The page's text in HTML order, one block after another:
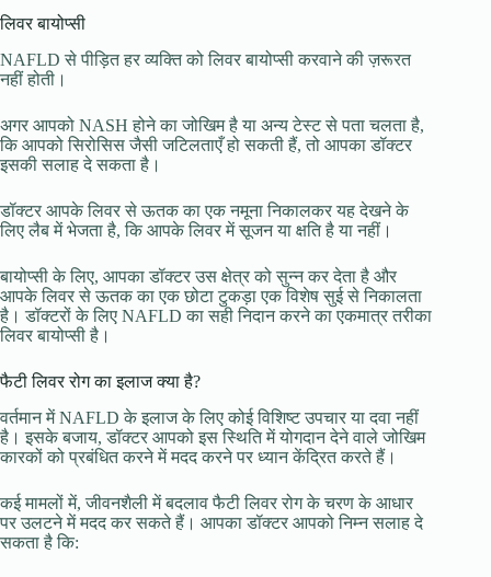
लिवर बायोप्सी
NAFLD से पीड़ित हर व्यक्ति को लिवर बायोप्सी करवाने की ज़रूरत
नहीं होती।
अगर आपको NASH होने का जोखिम है या अन्य टेस्ट से पता चलता है,
कि आपको सिरोसिस जैसी जटिलताएँ हो सकती हैं, तो आपका डॉक्टर
इसकी सलाह दे सकता है।
डॉक्टर आपके लिवर से ऊतक का एक नमूना निकालकर यह देखने के
लिए लैब में भेजता है, कि आपके लिवर में सूजन या क्षति है या नहीं।
बायोप्सी के लिए, आपका डॉक्टर उस क्षेत्र को सुन्न कर देता है और
आपके लिवर से ऊतक का एक छोटा टुकड़ा एक विशेष सुई से निकालता
है। डॉक्टरों के लिए NAFLD का सही निदान करने का एकमात्र तरीका
लिवर बायोप्सी है।
फैटी लिवर रोग का इलाज क्या है?
वर्तमान में NAFLD के इलाज के लिए कोई विशिष्ट उपचार या दवा नहीं
है। इसके बजाय, डॉक्टर आपको इस स्थिति में योगदान देने वाले जोखिम
कारकों को प्रबंधित करने में मदद करने पर ध्यान केंद्रित करते हैं।
कई मामलों में, जीवनशैली में बदलाव फैटी लिवर रोग के चरण के आधार
पर उलटने में मदद कर सकते हैं। आपका डॉक्टर आपको निम्न सलाह दे
सकता है कि: